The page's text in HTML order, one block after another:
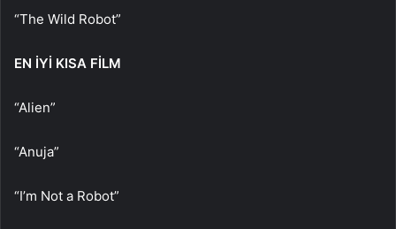
“The Wild Robot”
EN İYİ KISA FİLM
“Alien”
“Anuja”
“I’m Not a Robot”